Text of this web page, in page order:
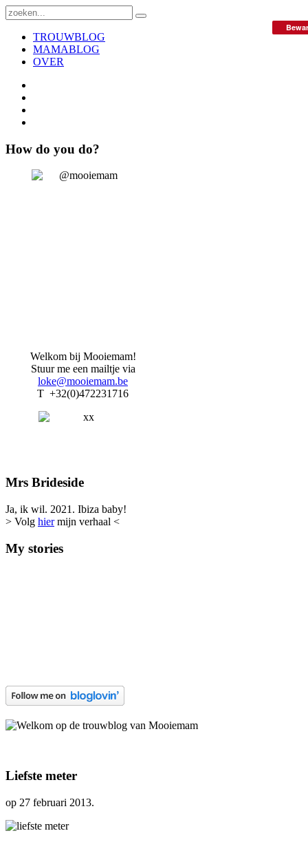
TROUWBLOG
MAMABLOG
OVER
How do you do?
Welkom bij Mooiemam!
Stuur me een mailtje via
loke@mooiemam.be
T +32(0)472231716
Mrs Brideside
Ja, ik wil. 2021. Ibiza baby!
> Volg hiermijn verhaal <
My stories
Liefste meter
op 27 februari 2013.